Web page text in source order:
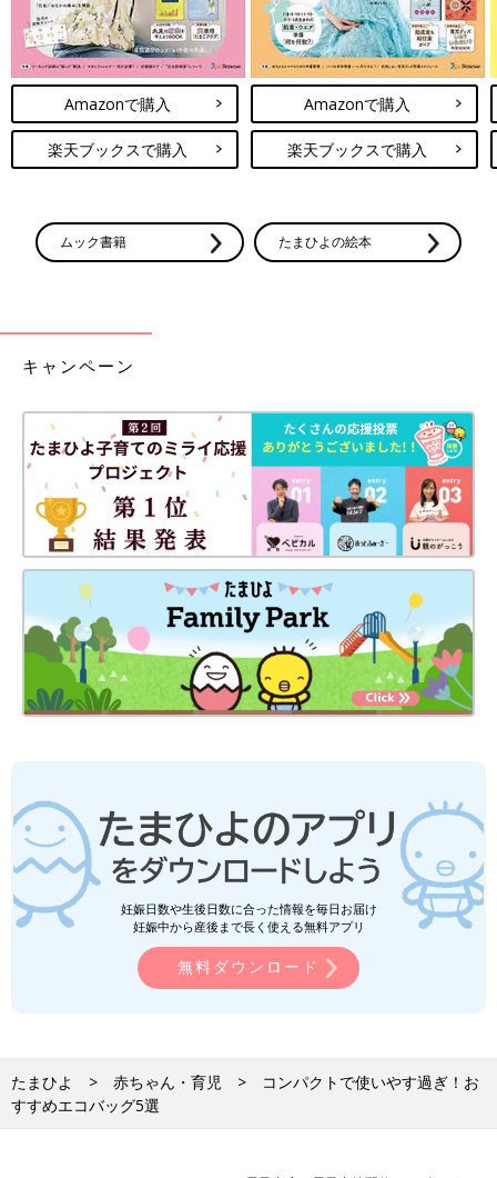
Amazonで購入
楽天ブックスで購入
Amazonで購入
楽天ブックスで購入
ムック書籍 たまひよの絵本
キャンペーン
妊娠日数や生後日数に合った情報を毎日お届け
妊娠中から産後まで長く使える無料アプリ
無料ダウンロード
たまひよ 赤ちゃん・育児
コンパクトで使いやす過ぎ！お
すすめエコバッグ5選